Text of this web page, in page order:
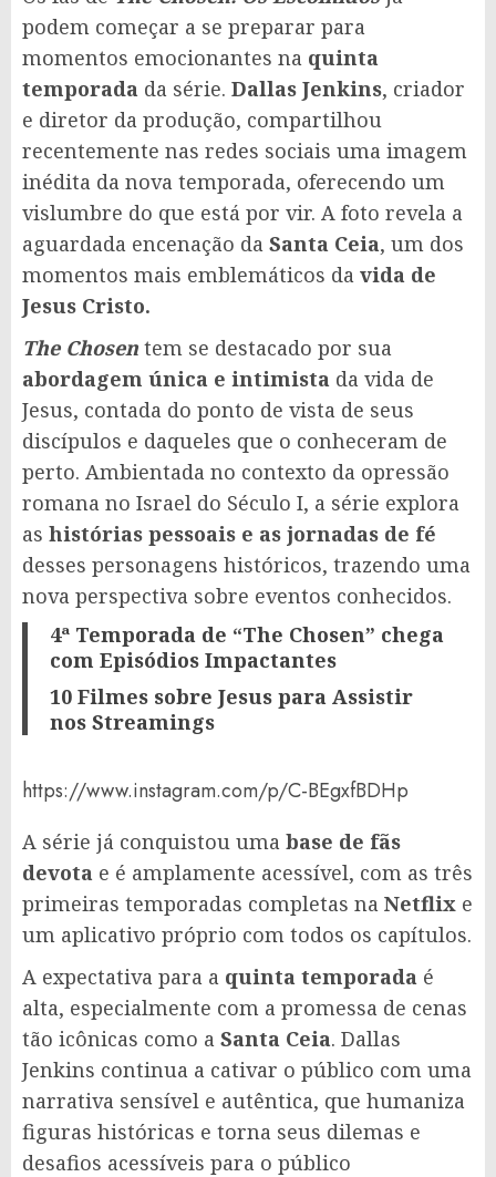
podem começar a se preparar para
momentos emocionantes na quinta
temporada da série. Dallas Jenkins, criador
e diretor da produção, compartilhou
recentemente nas redes sociais uma imagem
inédita da nova temporada, oferecendo um
vislumbre do que está por vir. A foto revela a
aguardada encenação da Santa Ceia, um dos
momentos mais emblemáticos da vida de
Jesus Cristo.
The Chosen tem se destacado por sua
abordagem única e intimista da vida de
Jesus, contada do ponto de vista de seus
discípulos e daqueles que o conheceram de
perto. Ambientada no contexto da opressão
romana no Israel do Século I, a série explora
as histórias pessoais e as jornadas de fé
desses personagens históricos, trazendo uma
nova perspectiva sobre eventos conhecidos.
4ª Temporada de “The Chosen” chega
com Episódios Impactantes
10 Filmes sobre Jesus para Assistir
nos Streamings
https://www.instagram.com/p/C-BEgxfBDHp
A série já conquistou uma base de fãs
devota e é amplamente acessível, com as três
primeiras temporadas completas na Netflix e
um aplicativo próprio com todos os capítulos.
A expectativa para a quinta temporada é
alta, especialmente com a promessa de cenas
tão icônicas como a Santa Ceia. Dallas
Jenkins continua a cativar o público com uma
narrativa sensível e autêntica, que humaniza
figuras históricas e torna seus dilemas e
desafios acessíveis para o público